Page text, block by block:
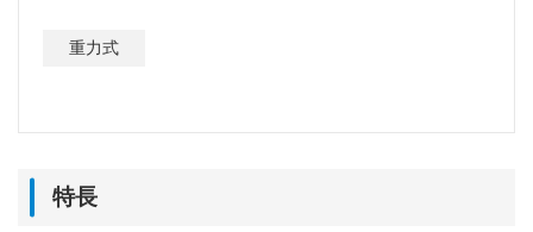
重力式
特長